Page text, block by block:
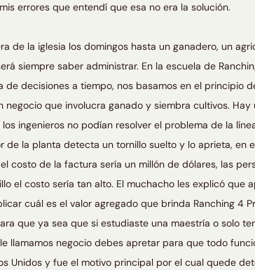
errores que entendí que esa no era la solución.
de la iglesia los domingos hasta un ganadero, un
siempre saber administrar. En la escuela de
decisiones a tiempo, nos basamos en el principio
negocio que involucra ganado y siembra cultivos.
ingenieros no podían resolver el problema de la
la planta detecta un tornillo suelto y lo aprieta, en
costo de la factura sería un millón de dólares, las
el costo sería tan alto. El muchacho les explicó que
cuál es el valor agregado que brinda Ranching 4
que ya sea que si estudiaste una maestría o solo
llamamos negocio debes apretar para que todo
Unidos y fue el motivo principal por el cual quede